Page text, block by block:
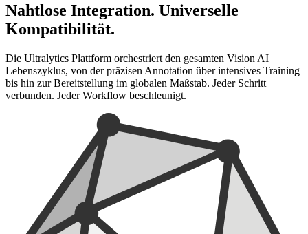
Nahtlose Integration. Universelle
Kompatibilität.
Die Ultralytics Plattform orchestriert den gesamten Vision AI
Lebenszyklus, von der präzisen Annotation über intensives Training
bis hin zur Bereitstellung im globalen Maßstab. Jeder Schritt
verbunden. Jeder Workflow beschleunigt.